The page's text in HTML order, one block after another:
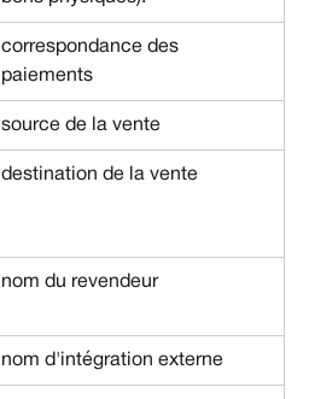
correspondance des
paiements
source de la vente
destination de la vente
nom du revendeur
nom d'intégration externe